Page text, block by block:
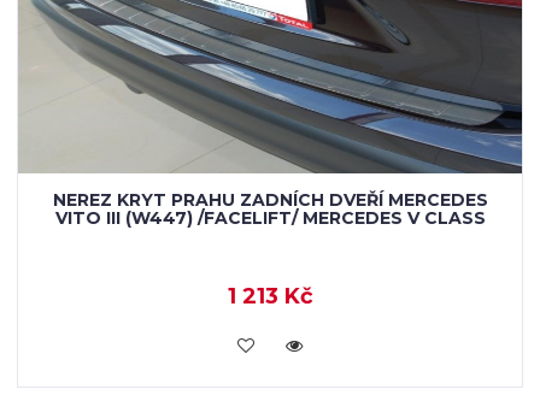
NEREZ KRYT PRAHU ZADNÍCH DVEŘÍ MERCEDES
VITO III (W447) /FACELIFT/ MERCEDES V CLASS
1 213 Kč
KOUPIT